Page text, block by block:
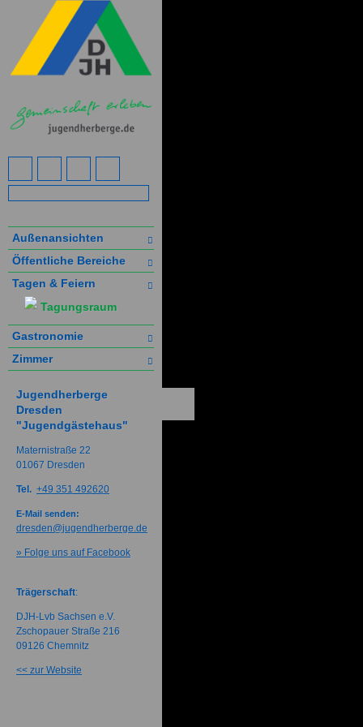
Außenansichten
Öffentliche Bereiche
Tagen & Feiern
Tagungsraum
Gastronomie
Zimmer
Jugendherberge
Dresden
"Jugendgästehaus"
Maternistraße 22
01067 Dresden
Tel. +49 351 492620
E-Mail senden:
dresden@jugendherberge.de
» Folge uns auf Facebook
Trägerschaft:
DJH-Lvb Sachsen e.V.
Zschopauer Straße 216
09126 Chemnitz
<< zur Website